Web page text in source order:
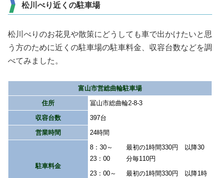
松川べり近くの駐車場
松川べりのお花見や散策にどうしても車で出かけたいと思
う方のために近くの駐車場の駐車料金、収容台数などを調
べてみました。
富山市営総曲輪駐車場
住所
冨山市総曲輪2-8-3
収容台数
397台
営業時間
24時間
駐車料金
8：30～
23：00
最初の1時間330円 以降30
分毎110円
23：00～
最初の1時間330円 以降1時